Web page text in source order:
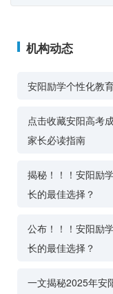
机构动态
安阳励学个性化教
点击收藏安阳高考
家长必读指南
揭秘！！！安阳励
长的最佳选择？
公布！！！安阳励
长的最佳选择？
一文揭秘2025年安